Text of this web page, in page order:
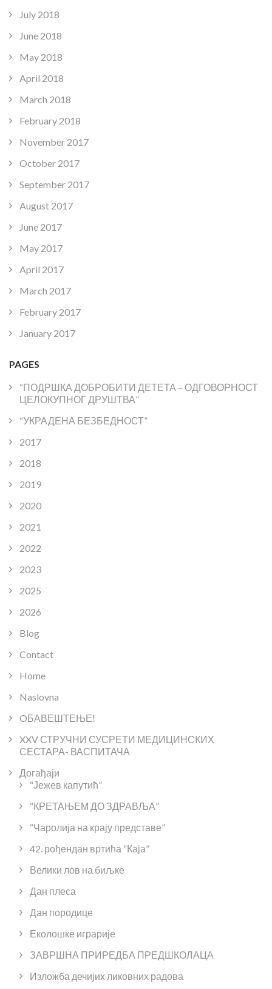
July 2018
June 2018
May 2018
April 2018
March 2018
February 2018
November 2017
October 2017
September 2017
August 2017
June 2017
May 2017
April 2017
March 2017
February 2017
January 2017
PAGES
“ПОДРШКА ДОБРОБИТИ ДЕТЕТА – ОДГОВОРНОСТ
ЦЕЛОКУПНОГ ДРУШТВА”
“УКРАДЕНА БЕЗБЕДНОСТ”
2017
2018
2019
2020
2021
2022
2023
2025
2026
Blog
Contact
Home
Naslovna
OБАВЕШТЕЊЕ!
XXV СТРУЧНИ СУСРЕТИ МЕДИЦИНСКИХ
СЕСТАРА- ВАСПИТАЧА
Догађаји
“Јежев капутић”
“КРЕТАЊЕМ ДО ЗДРАВЉА”
“Чаролија на крају представе”
42. рођендан вртића “Каја”
Велики лов на биљке
Дан плеса
Дан породице
Еколошке играрије
ЗАВРШНА ПРИРЕДБА ПРЕДШКОЛАЦА
Изложба дечијих ликовних радова